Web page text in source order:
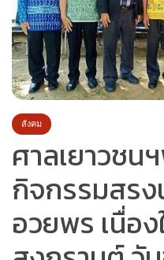
สังคม
ศาลเยาวชน
กิจกรรมสรง
อวยพร เนื่อ